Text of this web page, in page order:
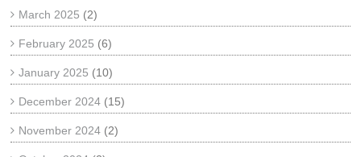
March 2025 (2)
February 2025 (6)
January 2025 (10)
December 2024 (15)
November 2024 (2)